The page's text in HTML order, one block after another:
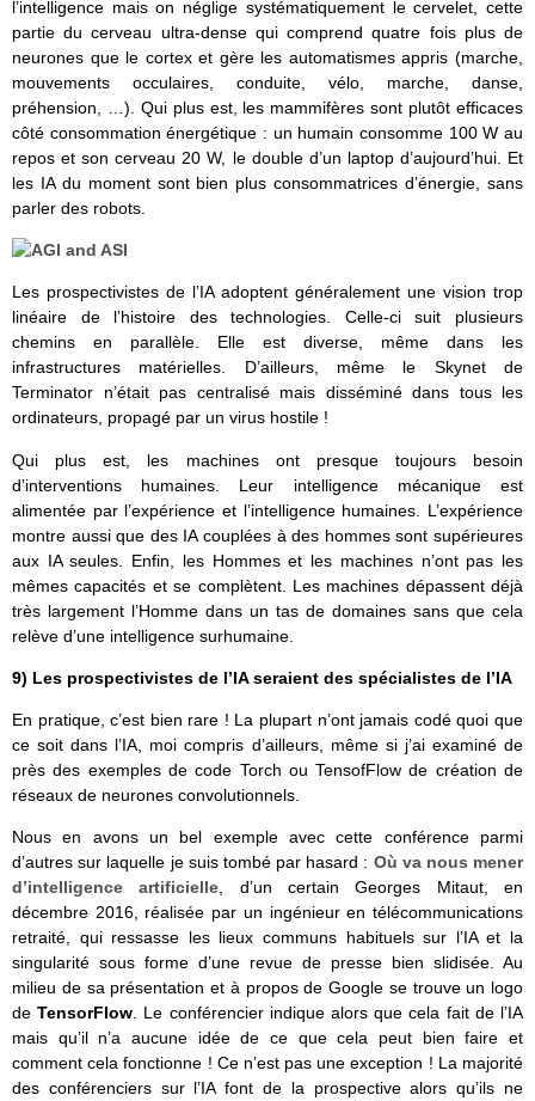
l’intelligence mais on néglige systématiquement le cervelet, cette
partie du cerveau ultra-dense qui comprend quatre fois plus de
neurones que le cortex et gère les automatismes appris (marche,
mouvements occulaires, conduite, vélo, marche, danse,
préhension, …). Qui plus est, les mammifères sont plutôt efficaces
côté consommation énergétique : un humain consomme 100 W au
repos et son cerveau 20 W, le double d’un laptop d’aujourd’hui. Et
les IA du moment sont bien plus consommatrices d’énergie, sans
parler des robots.
Les prospectivistes de l’IA adoptent généralement une vision trop
linéaire de l’histoire des technologies. Celle-ci suit plusieurs
chemins en parallèle. Elle est diverse, même dans les
infrastructures matérielles. D’ailleurs, même le Skynet de
Terminator n’était pas centralisé mais disséminé dans tous les
ordinateurs, propagé par un virus hostile !
Qui plus est, les machines ont presque toujours besoin
d’interventions humaines. Leur intelligence mécanique est
alimentée par l’expérience et l’intelligence humaines. L’expérience
montre aussi que des IA couplées à des hommes sont supérieures
aux IA seules. Enfin, les Hommes et les machines n’ont pas les
mêmes capacités et se complètent. Les machines dépassent déjà
très largement l’Homme dans un tas de domaines sans que cela
relève d’une intelligence surhumaine.
9) Les prospectivistes de l’IA seraient des spécialistes de l’IA
En pratique, c’est bien rare ! La plupart n’ont jamais codé quoi que
ce soit dans l’IA, moi compris d’ailleurs, même si j’ai examiné de
près des exemples de code Torch ou TensofFlow de création de
réseaux de neurones convolutionnels.
Nous en avons un bel exemple avec cette conférence parmi
d’autres sur laquelle je suis tombé par hasard : Où va nous mener
d’intelligence artificielle , d’un certain Georges Mitaut, en
décembre 2016, réalisée par un ingénieur en télécommunications
retraité, qui ressasse les lieux communs habituels sur l’IA et la
singularité sous forme d’une revue de presse bien slidisée. Au
milieu de sa présentation et à propos de Google se trouve un logo
deTensorFlow . Le conférencier indique alors que cela fait de l’IA
mais qu’il n’a aucune idée de ce que cela peut bien faire et
comment cela fonctionne ! Ce n’est pas une exception ! La majorité
des conférenciers sur l’IA font de la prospective alors qu’ils ne